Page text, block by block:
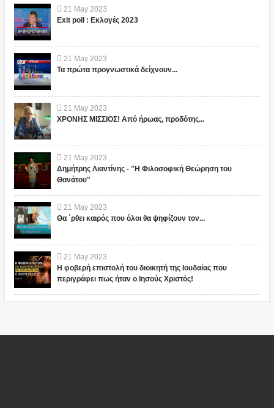
21 May 2023
Exit poll : Εκλογές 2023
21 May 2023
Τα πρώτα προγνωστικά δείχνουν...
21 May 2023
ΧΡΟΝΗΣ ΜΙΣΣΙΟΣ! Από ήρωας, προδότης...
21 May 2023
Δημήτρης Λιαντίνης - "Η Φιλοσοφική Θεώρηση του
Θανάτου"
21 May 2023
Θα ΄ρθει καιρός που όλοι θα ψηφίζουν τον...
21 May 2023
Η φοβερή επιστολή του διοικητή της Ιουδαίας που
περιγράφει πως ήταν ο Ιησούς Χριστός!